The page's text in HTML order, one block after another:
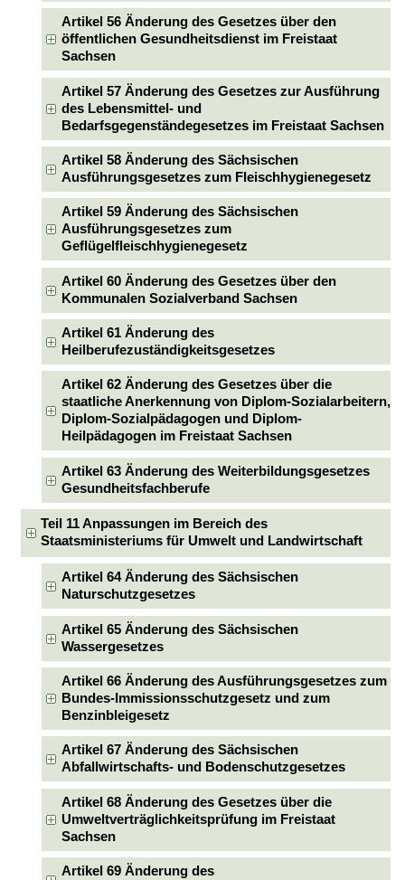
Artikel 56 Änderung des Gesetzes über den
öffentlichen Gesundheitsdienst im Freistaat
Sachsen
Artikel 57 Änderung des Gesetzes zur Ausführung
des Lebensmittel- und
Bedarfsgegenständegesetzes im Freistaat Sachsen
Artikel 58 Änderung des Sächsischen
Ausführungsgesetzes zum Fleischhygienegesetz
Artikel 59 Änderung des Sächsischen
Ausführungsgesetzes zum
Geflügelfleischhygienegesetz
Artikel 60 Änderung des Gesetzes über den
Kommunalen Sozialverband Sachsen
Artikel 61 Änderung des
Heilberufezuständigkeitsgesetzes
Artikel 62 Änderung des Gesetzes über die
staatliche Anerkennung von Diplom-Sozialarbeitern,
Diplom-Sozialpädagogen und Diplom-
Heilpädagogen im Freistaat Sachsen
Artikel 63 Änderung des Weiterbildungsgesetzes
Gesundheitsfachberufe
Teil 11 Anpassungen im Bereich des
Staatsministeriums für Umwelt und Landwirtschaft
Artikel 64 Änderung des Sächsischen
Naturschutzgesetzes
Artikel 65 Änderung des Sächsischen
Wassergesetzes
Artikel 66 Änderung des Ausführungsgesetzes zum
Bundes-Immissionsschutzgesetz und zum
Benzinbleigesetz
Artikel 67 Änderung des Sächsischen
Abfallwirtschafts- und Bodenschutzgesetzes
Artikel 68 Änderung des Gesetzes über die
Umweltverträglichkeitsprüfung im Freistaat
Sachsen
Artikel 69 Änderung des